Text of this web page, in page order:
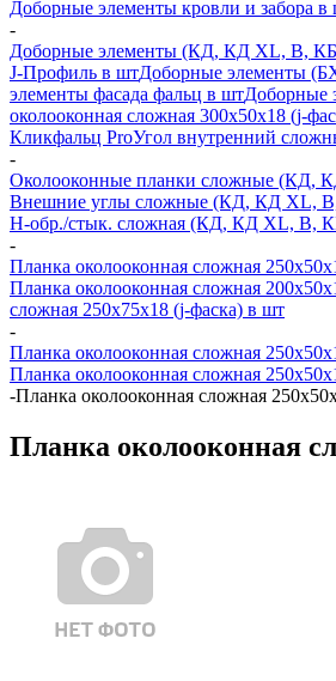
Доборные элементы кровли и забора в
-
Доборные элементы (КД, КД XL, В,
J-Профиль в штДоборные элементы
элементы фасада фальц в штДоборные
околооконная сложная 300х50х18 (j-
Кликфальц ProУгол внутренний
-
Околооконные планки сложные (КД,
Внешние углы сложные (КД, КД XL,
H-обр./стык. сложная (КД, КД XL, В,
-
Планка околооконная сложная
Планка околооконная сложная
сложная 250х75х18 (j-фаска) в шт
-
Планка околооконная сложная
Планка околооконная сложная
-Планка околооконная сложная
Планка околооконная